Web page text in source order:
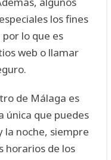
los fines
lo que es
web o llamar
de Málaga es
única que puedes
noche, siempre
horarios de los